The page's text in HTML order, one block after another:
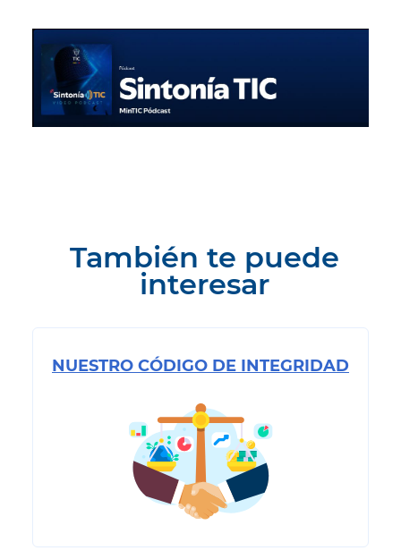
También te puede
interesar
NUESTRO CÓDIGO DE INTEGRIDAD